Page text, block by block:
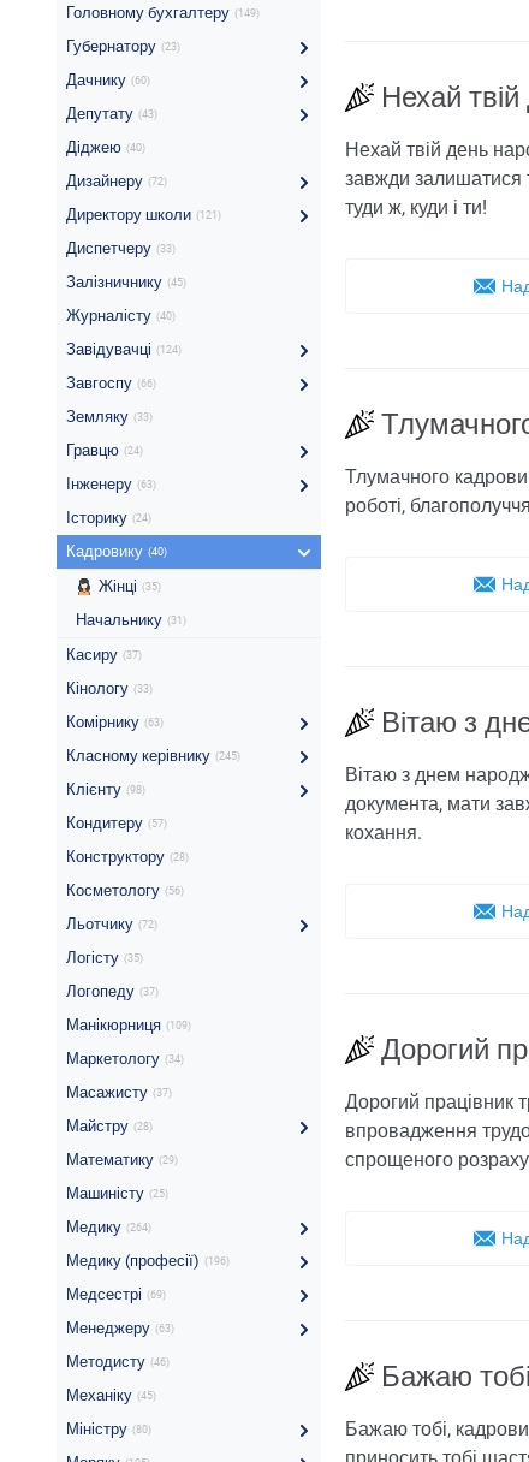
Головному бухгалтеру (149)
Губернатору (23)
Дачнику (60)
Депутату (43)
Діджею (40)
Дизайнеру (72)
Директору школи (121)
Диспетчеру (33)
Залізничнику (45)
Журналісту (40)
Завідувачці (124)
Завгоспу (66)
Земляку (33)
Гравцю (24)
Інженеру (63)
Історику (24)
Кадровику (40)
Жінці (35)
Начальнику (31)
Касиру (37)
Кінологу (33)
Комірнику (63)
Класному керівнику (245)
Клієнту (98)
Кондитеру (57)
Конструктору (28)
Косметологу (56)
Льотчику (72)
Логісту (35)
Логопеду (37)
Манікюрниця (109)
Маркетологу (34)
Масажисту (37)
Майстру (28)
Математику (29)
Машиністу (25)
Медику (264)
Медику (професії) (196)
Медсестрі (69)
Менеджеру (63)
Методисту (46)
Механіку (45)
Міністру (80)
Нехай
Нехай твій день
завжди залишатися
туди ж, куди і ти!
Тлумачного
роботі,
Вітаю з
Вітаю з днем
документа, мати
кохання.
Дорогий
Дорогий працівник
впровадження
спрощеного
Бажаю
Бажаю тобі,